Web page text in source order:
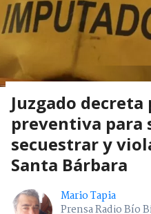
Juzgado
preventiva para
secuestrar y
Santa Bárbara
Mario Tapia
Prensa Radio Bío